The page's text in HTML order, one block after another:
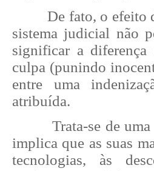
De fato, o efeito
sistema judicial não
significar a diferença
culpa (punindo
entre uma
atribuída.
Trata-se de
implica que as suas
tecnologias, às